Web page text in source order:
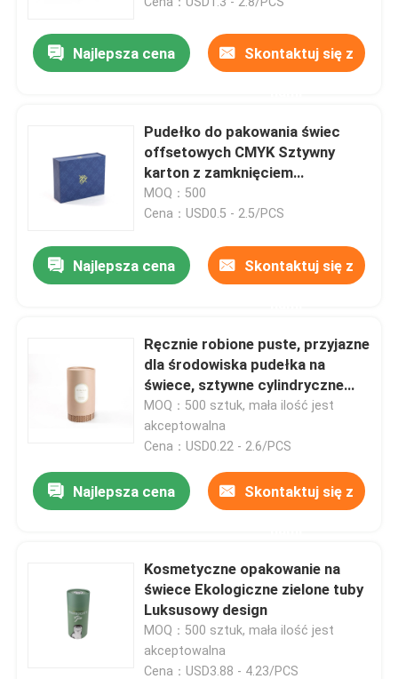
Najlepsza cena Skontaktuj się z
Pudełko do pakowania świec
offsetowych CMYK Sztywny
karton z zamknięciem
magnetycznym
MOQ：500
Cena：USD0.5 - 2.5/PCS
Najlepsza cena Skontaktuj się z
Ręcznie robione puste, przyjazne
dla środowiska pudełka na
świece, sztywne cylindryczne
okrągłe pudełko kartonowe
MOQ：500 sztuk, mała ilość jest
akceptowalna
Cena：USD0.22 - 2.6/PCS
Najlepsza cena Skontaktuj się z
Kosmetyczne opakowanie na
świece Ekologiczne zielone tuby
Luksusowy design
MOQ：500 sztuk, mała ilość jest
akceptowalna
Cena：USD3.88 - 4.23/PCS